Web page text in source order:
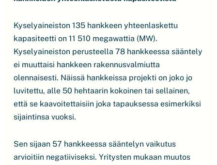
Kyselyaineiston 135 hankkeen yhteenlaskettu
kapasiteetti on 11 510 megawattia (MW).
Kyselyaineiston perusteella 78 hankkeessa sääntely
ei muuttaisi hankkeen rakennusvalmiutta
olennaisesti. Näissä hankkeissa projekti on joko jo
luvitettu, alle 50 hehtaarin kokoinen tai sellainen,
että se kaavoitettaisiin joka tapauksessa esimerkiksi
sijaintinsa vuoksi.
Sen sijaan 57 hankkeessa sääntelyn vaikutus
arvioitiin negatiiviseksi. Yritysten mukaan muutos